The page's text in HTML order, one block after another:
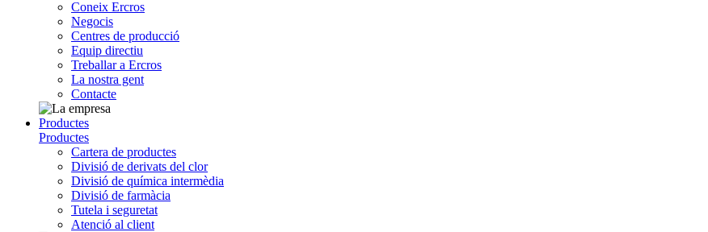
Coneix Ercros
Negocis
Centres de producció
Equip directiu
Treballar a Ercros
La nostra gent
Contacte
Productes
Productes
Cartera de productes
Divisió de derivats del clor
Divisió de química intermèdia
Divisió de farmàcia
Tutela i seguretat
Atenció al client